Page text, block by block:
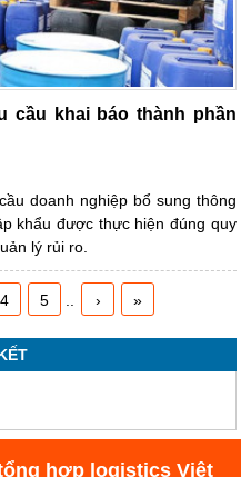
cầu khai báo thành phần
doanh nghiệp bổ sung thông
khẩu được thực hiện đúng quy
lý rủi ro.
4 5 › »
hợp logistics Việt